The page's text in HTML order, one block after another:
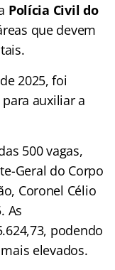
Polícia Civil do
que devem
2025, foi
auxiliar a
500 vagas,
Geral do Corpo
Coronel Célio
As
podendo
elevados.